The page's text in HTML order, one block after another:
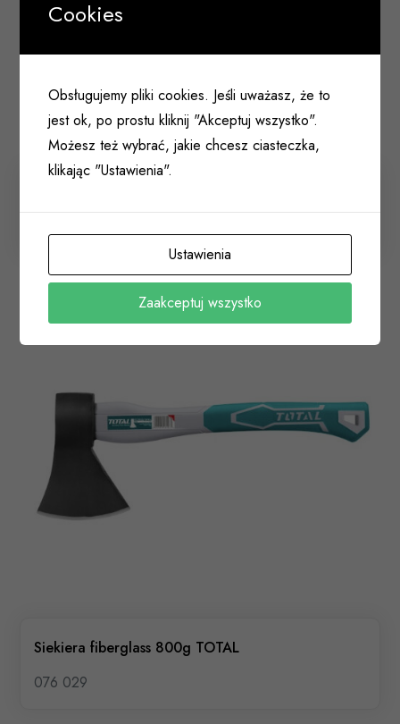
076 026
Siekiera fiberglass 800g TOTAL
076 029
Cookies
Obsługujemy pliki cookies. Jeśli uważasz, że to
jest ok, po prostu kliknij "Akceptuj wszystko".
Możesz też wybrać, jakie chcesz ciasteczka,
klikając "Ustawienia".
Ustawienia
Zaakceptuj wszystko